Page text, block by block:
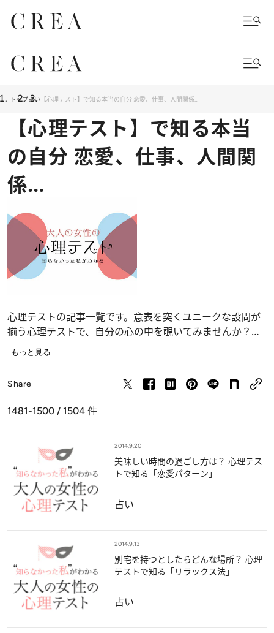
トップ占い 【心理テスト】で知る本当の自分 恋愛、仕事、人間関係…
【心理テスト】で知る本当
の自分 恋愛、仕事、人間関
係…
心理テストの記事一覧です。意表を突くユニークな設問が
揃う心理テストで、自分の心の中を覗いてみませんか？
恋愛、仕事、人間関係の深層心理……、自分でも気づかな
もっと見る
Share
1481-1500 / 1504 件
2014.9.20
美味しい時間の過ごし方は？ 心理テス
トで知る「恋愛パターン」
占い
2014.9.13
別宅を持つとしたらどんな場所？ 心理
テストで知る「リラックス法」
占い